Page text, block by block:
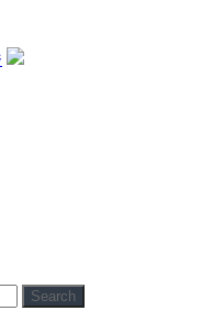
Search